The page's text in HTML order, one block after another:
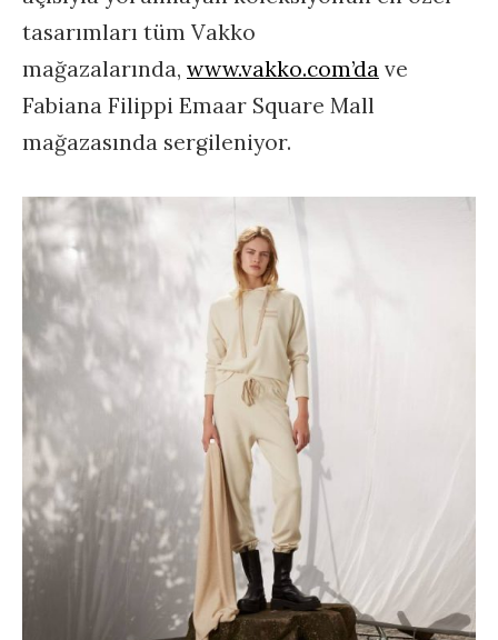
tasarımları tüm Vakko
mağazalarında, www.vakko.com’da ve
Fabiana Filippi Emaar Square Mall
mağazasında sergileniyor.